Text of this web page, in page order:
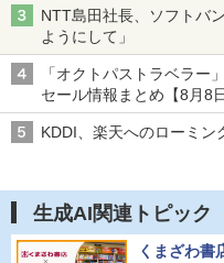
NTT島田社長、ソフトバ
ようにして」
「オクトパストラベラー
セール情報まとめ【8月8
ニンテンドーeショップ
KDDI、楽天へのローミン
生成AI関連トピック
くまざわ書